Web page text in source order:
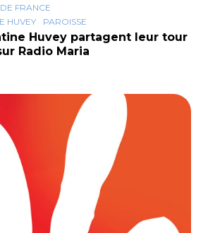
FRANCE
HUVEY
PAROISSE
Huvey partagent leur tour
Radio Maria